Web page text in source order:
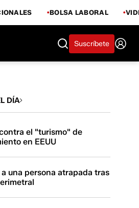
BOLSA LABORAL
Suscríbete
DÍA
el "turismo" de
en EEUU
una persona atrapada tras